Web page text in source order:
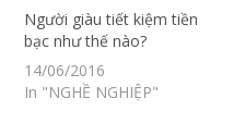
Người giàu tiết kiệm tiền
bạc như thế nào?
14/06/2016
In "NGHỀ NGHIỆP"